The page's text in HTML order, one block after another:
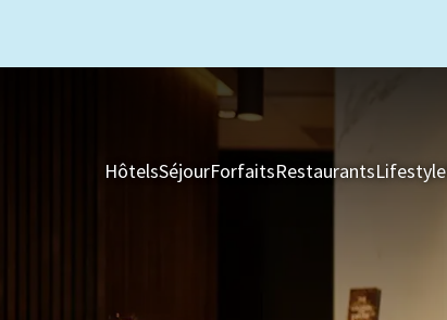
HôtelsSéjourForfaitsRestaurantsLifestyle